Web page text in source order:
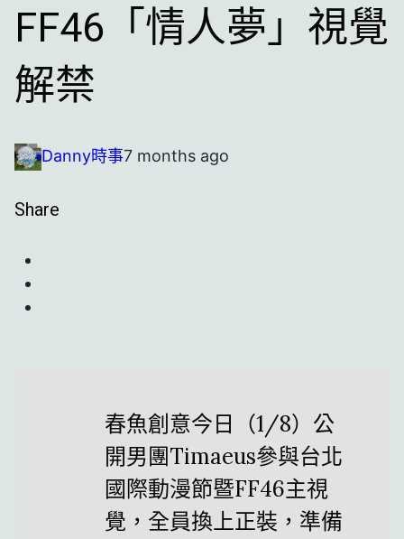
FF46「情人夢」視覺
解禁
Danny時事7 months ago
Share
春魚創意今日（1/8）公
開男團Timaeus參與台北
國際動漫節暨FF46主視
覺，全員換上正裝，準備